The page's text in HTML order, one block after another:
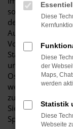
somit auch
der Vielseitigkeit
Autohaus Böttche
Vorteile und
Standorte
und diese
Oschersleben auf
welche
zu Ihnen passen
Sie exakt das
Sprechen Sie uns
Diese
Diese
der
Maps,
werden
Statistik
Diese
Webseite